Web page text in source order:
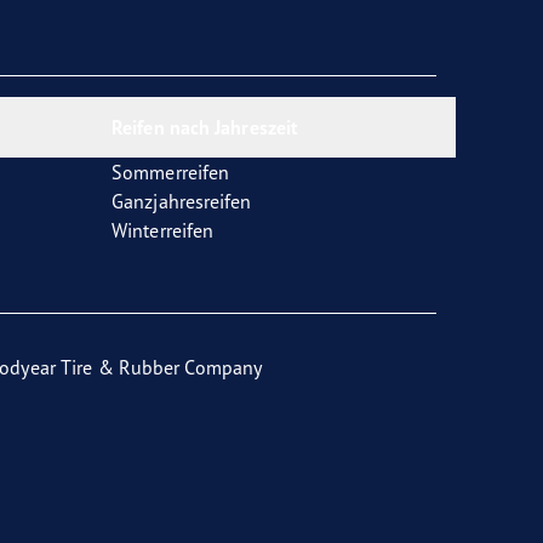
Sommerreifen
Ganzjahresreifen
Winterreifen
Tire & Rubber Company